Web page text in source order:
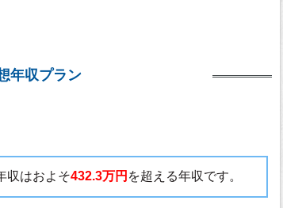
年収プラン
収はおよそ432.3万円 を超える年収です。